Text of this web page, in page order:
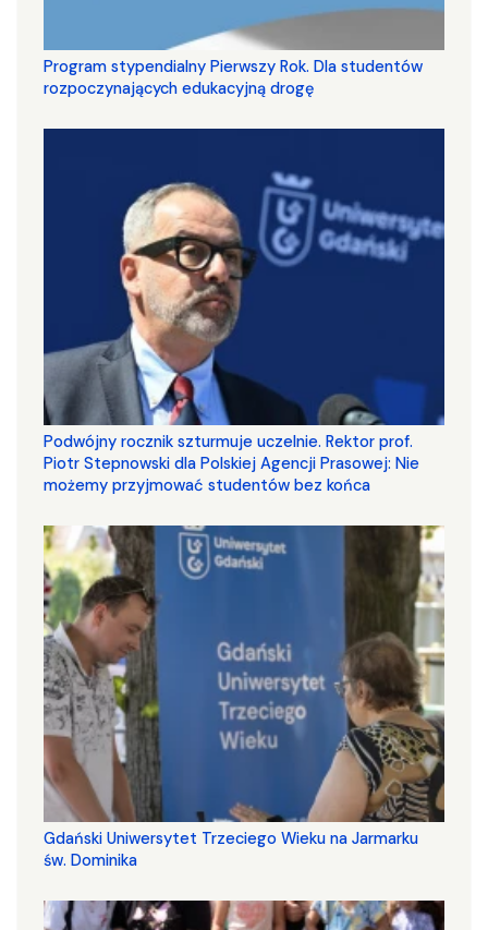
Program stypendialny Pierwszy Rok. Dla studentów
rozpoczynających edukacyjną drogę
Podwójny rocznik szturmuje uczelnie. Rektor prof.
Piotr Stepnowski dla Polskiej Agencji Prasowej: Nie
możemy przyjmować studentów bez końca
Gdański Uniwersytet Trzeciego Wieku na Jarmarku
św. Dominika